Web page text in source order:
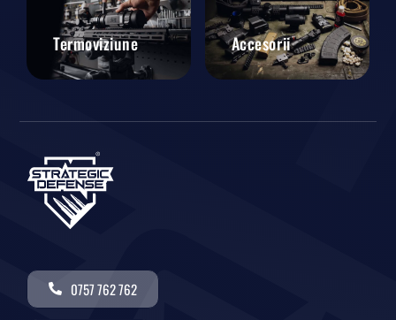
0757 762 762
Termoviziune Accesorii